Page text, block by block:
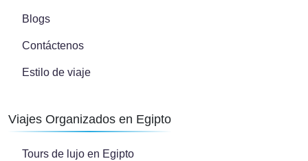
Blogs
Contáctenos
Estilo de viaje
Viajes Organizados en Egipto
Tours de lujo en Egipto